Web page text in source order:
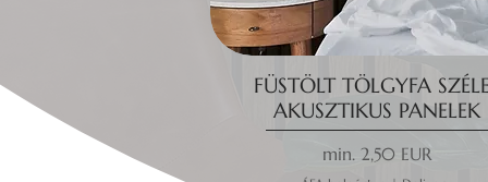
FÜSTÖLT TÖLGYFA
AKUSZTIKUS PANELEK
min. 2,50 EUR
Akciós ár